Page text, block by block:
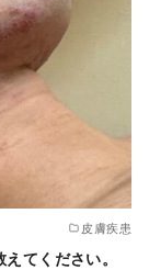
皮膚疾患
てください。